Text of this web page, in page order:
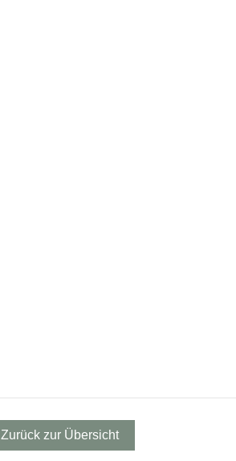
Zurück zur Übersicht